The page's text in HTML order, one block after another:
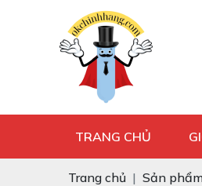
TRANG CHỦ
Trang chủ Sản